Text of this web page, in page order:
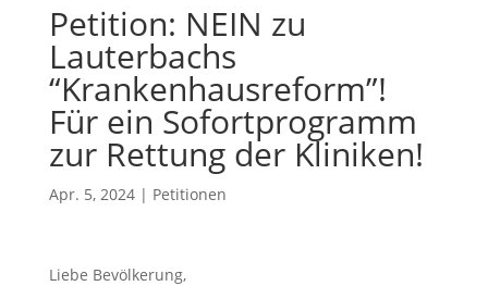
Petition: NEIN zu
Lauterbachs
“Krankenhausreform”!
Für ein Sofortprogramm
zur Rettung der Kliniken!
Apr. 5, 2024| Petitionen
Liebe Bevölkerung,